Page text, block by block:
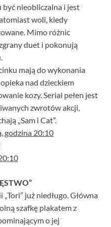
nieobliczalna i jest
woli, kiedy
Mimo różnic
duet i pokonują
mają do wykonania
nad dzieckiem
kozy. Serial pełen jest
zwrotów akcji,
„Sam i Cat”.
godzina 20:10
już niedługo. Główna
szafkę plakatem z
o jej